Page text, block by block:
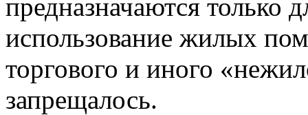
предназначаются только
использование жилых
торгового и иного
запрещалось.